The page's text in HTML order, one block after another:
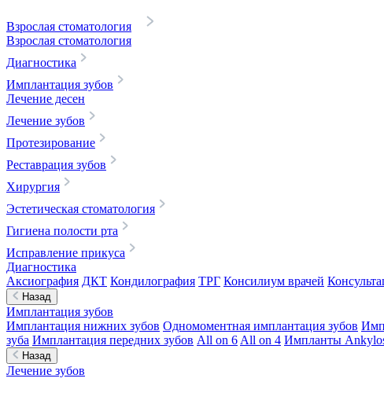
Взрослая стоматология
Взрослая стоматология
Диагностика
Имплантация зубов
Лечение десен
Лечение зубов
Протезирование
Реставрация зубов
Хирургия
Эстетическая стоматология
Гигиена полости рта
Исправление прикуса
Диагностика
Аксиография ДКТ Кондилография ТРГ Консилиум врачей
Назад
Имплантация зубов
Имплантация нижних зубов Одномоментная имплантация зубов
зуба Имплантация передних зубов All on 6 All on 4 Импланты
Назад
Лечение зубов